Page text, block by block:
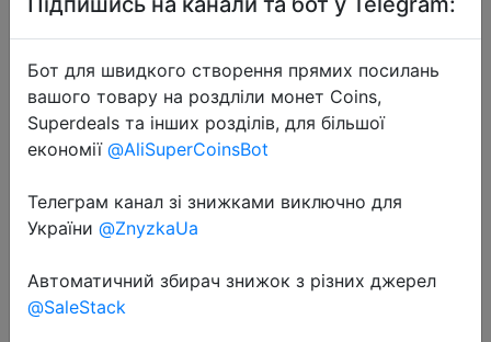
2020-12-29
5 пар, дышащие женские
спортивные короткие носки до
лодыжки носки Женские
Бот для швидкого створення прямих посилань
вашого товару на роздліли монет Coins,
Superdeals та інших розділів, для більшої
економії @AliSuperCoinsBot
Телеграм канал зі знижками виключно для
України @ZnyzkaUa
Автоматичний збирач знижок з різних джерел
@SaleStack